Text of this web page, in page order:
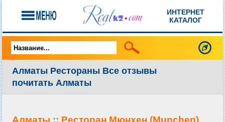
ИНТЕРНЕТ
КАТАЛОГ
Алматы Рестораны Все отзывы
почитать Алматы
Алматы :: Ресторан Мюнхен (Munchen)